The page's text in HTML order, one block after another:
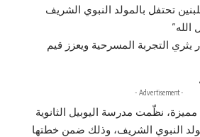
تحتفل بالمولد النبوي الشريف
التجربة المسرحية ويعزز قيم
- Advertisement -
مميزة، نظّمت مدرسة اليوبيل الثانوية
النبوي الشريف، وذلك ضمن خطتها